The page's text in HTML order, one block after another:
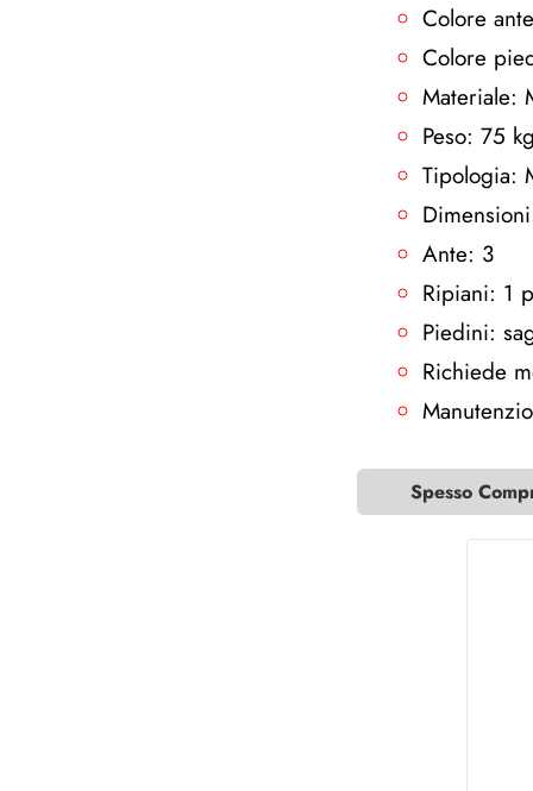
Colore
Colore
Materiale:
Peso: 75
Tipologia:
Ante: 3
Ripiani: 1
Piedini:
Richiede
Spesso